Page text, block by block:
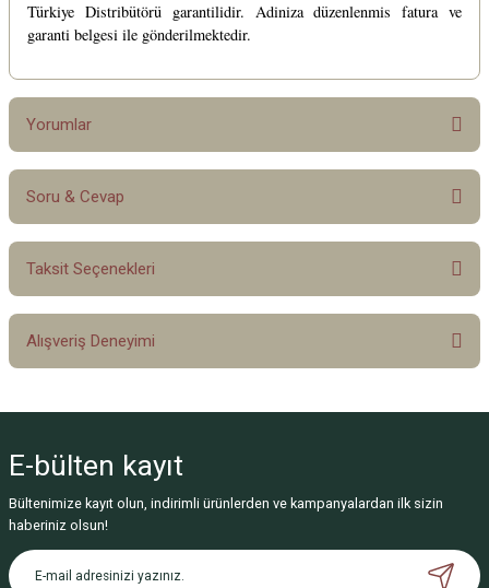
Türkiye Distribütörü garantilidir. Adiniza düzenlenmis fatura ve
garanti belgesi ile gönderilmektedir.
Yorumlar
Bu ürüne ilk yorumu siz yapın!
Soru & Cevap
Ürün hakkında henüz soru sorulmamış.
Taksit Seçenekleri
Alışveriş Deneyimi
Deneyimini Paylaş
E-bülten kayıt
Bültenimize kayıt olun, indirimli ürünlerden ve kampanyalardan ilk sizin
haberiniz olsun!